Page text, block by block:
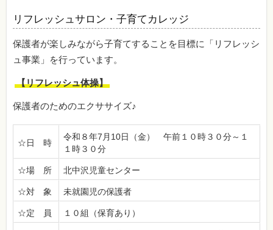
リフレッシュサロン・子育てカレッジ
保護者が楽しみながら子育てすることを目標に「リフレッシ
ュ事業」を行っています。
【リフレッシュ体操】
保護者のためのエクササイズ♪
☆日 時
令和８年7月10日（金） 午前１０時３０分～１
１時３０分
☆場 所 北中沢児童センター
☆対 象 未就園児の保護者
☆定 員 １０組（保育あり）